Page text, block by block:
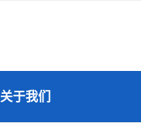
关于我们